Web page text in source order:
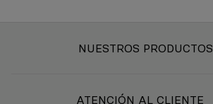
NUESTROS PRODUCTOS
ATENCIÓN AL CLIENTE